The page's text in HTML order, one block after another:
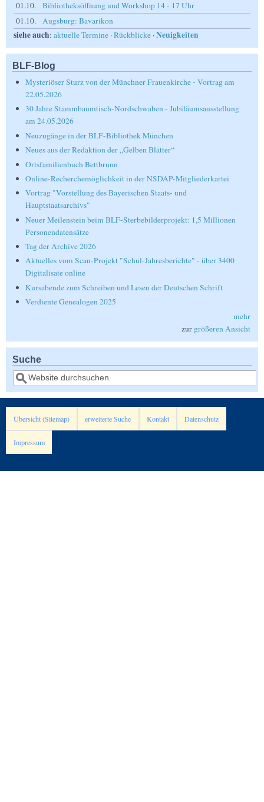
01.10.
Bibliotheksöffnung und Workshop 14 - 17 Uhr
01.10.
Augsburg: Bavarikon
siehe auch: aktuelle Termine ·Rückblicke ·Neuigkeiten
BLF-Blog
Mysteriöser Sturz von der Münchner Frauenkirche - Vortrag am
22.05.2026
30 Jahre Stammbaumtisch-Nordschwaben - Jubiläumsausstellung
am 24.05.2026
Neuzugänge in der BLF-Bibliothek München
Neues aus der Redaktion der „Gelben Blätter“
Ortsfamilienbuch Bettbrunn
Online-Recherchemöglichkeit in der NSDAP-Mitgliederkartei
Vortrag "Vorstellung des Bayerischen Staats- und
Hauptstaatsarchivs"
Neuer Meilenstein beim BLF-Sterbebilderprojekt: 1,5 Millionen
Personendatensätze
Tag der Archive 2026
Aktuelles vom Scan-Projekt "Schul-Jahresberichte" - über 3400
Digitalisate online
Kursabende zum Schreiben und Lesen der Deutschen Schrift
Verdiente Genealogen 2025
mehr
zur größeren Ansicht
Suche
Suche
Übersicht (Sitemap) erweiterte Suche Kontakt Datenschutz
Impressum